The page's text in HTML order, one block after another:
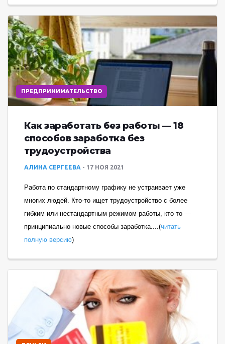
ПРЕДПРИНИМАТЕЛЬСТВО
Как заработать без работы — 18
способов заработка без
трудоустройства
АЛИНА СЕРГЕЕВА 17 НОЯ 2021
Работа по стандартному графику не устраивает уже
многих людей. Кто-то ищет трудоустройство с более
гибким или нестандартным режимом работы, кто-то —
принципиально новые способы заработка....(читать
полную версию)